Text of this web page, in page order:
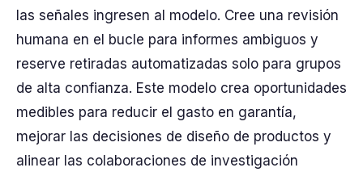
las señales ingresen al modelo. Cree una revisión
humana en el bucle para informes ambiguos y
reserve retiradas automatizadas solo para grupos
de alta confianza. Este modelo crea oportunidades
medibles para reducir el gasto en garantía,
mejorar las decisiones de diseño de productos y
alinear las colaboraciones de investigación